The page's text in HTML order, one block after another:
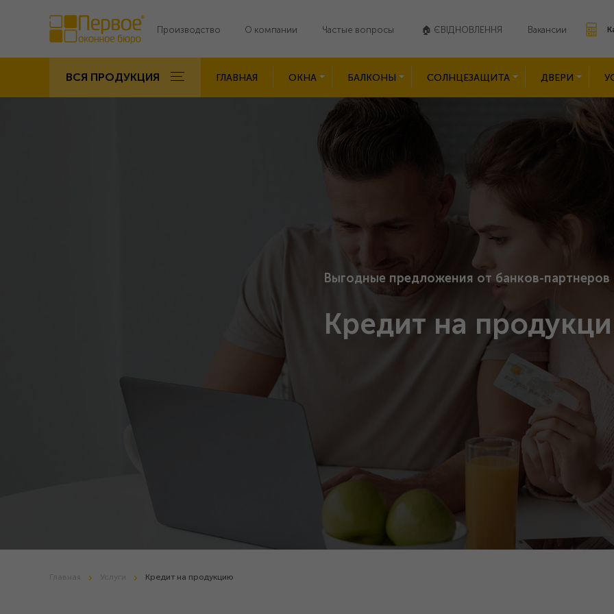
Производство О компании Частые вопросы 🏠 ЄВІДНОВЛЕННЯ Вакансии
ВСЯ ПРОДУКЦИЯ ГЛАВНАЯ ОКНА БАЛКОНЫ СОЛНЦЕЗАЩИТА ДВЕРИ
Выгодные предложения от банков-партнеров
Кредит на
Кредит на продукцию